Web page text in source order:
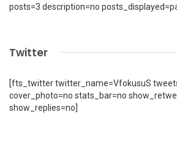
posts=3 description=no
Twitter
[fts_twitter twitter_name=VfokusuS
cover_photo=no stats_bar=no
show_replies=no]